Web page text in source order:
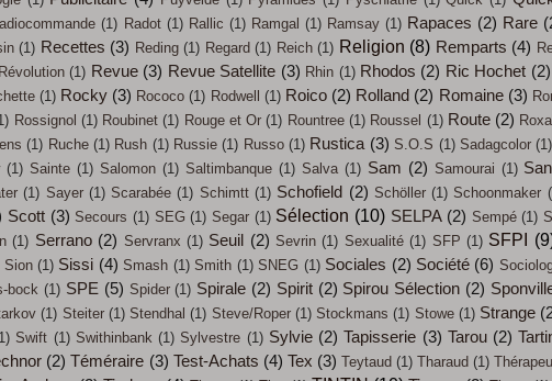
(1) Radot (1) Rallic (1) Ramgal (1) Ramsay (1) Rapaces (2) Rare
(1) Recettes (3) Reding (1) Regard (1) Reich (1) Religion (8) Remparts (4)
Révolution (1) Revue (3) Revue Satellite (3) Rhin (1) Rhodos (2) Ric Hochet (2)
(1) Rocky (3) Rococo (1) Rodwell (1) Roico (2) Rolland (2) Romaine (3)
Rossignol (1) Roubinet (1) Rouge et Or (1) Rountree (1) Roussel (1) Route (2)
(1) Ruche (1) Rush (1) Russie (1) Russo (1) Rustica (3) S.O.S (1) Sadagcolor (1)
(1) Sainte (1) Salomon (1) Saltimbanque (1) Salva (1) Sam (2) Samourai (1)
(1) Sayer (1) Scarabée (1) Schimtt (1) Schofield (2) Schöller (1) Schoonmaker
Scott (3) Secours (1) SEG (1) Segar (1) Sélection (10) SELPA (2) Sempé (1)
(1) Serrano (2) Servranx (1) Seuil (2) Sevrin (1) Sexualité (1) SFP (1) SFPI
Sion (1) Sissi (4) Smash (1) Smith (1) SNEG (1) Sociales (2) Société (6)
bock (1) SPE (5) Spider (1) Spirale (2) Spirit (2) Spirou Sélection (2)
(1) Steiter (1) Stendhal (1) Steve/Roper (1) Stockmans (1) Stowe (1) Strange
Swift (1) Swithinbank (1) Sylvestre (1) Sylvie (2) Tapisserie (3) Tarou (2)
(2) Téméraire (3) Test-Achats (4) Tex (3) Teytaud (1) Tharaud (1)